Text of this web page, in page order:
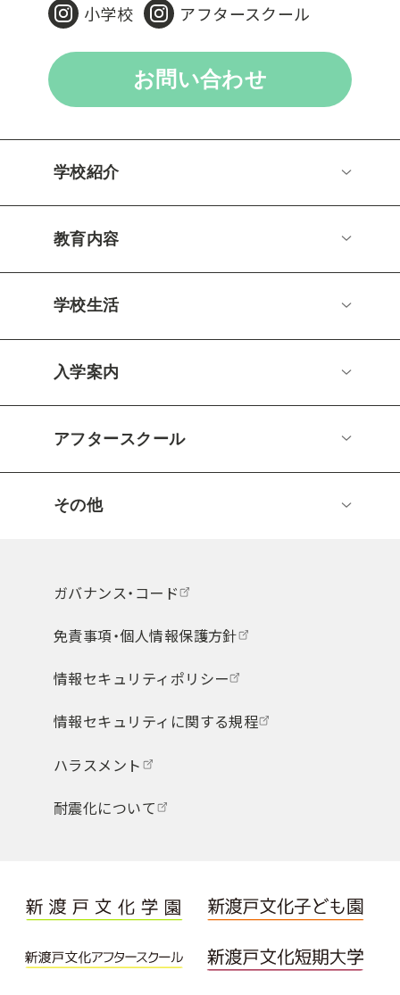
小学校 アフタースクール
お問い合わせ
学校紹介
教育内容
学校生活
入学案内
アフタースクール
その他
ガバナンス・コード
免責事項・個人情報保護方針
情報セキュリティポリシー
情報セキュリティに関する規程
ハラスメント
耐震化について